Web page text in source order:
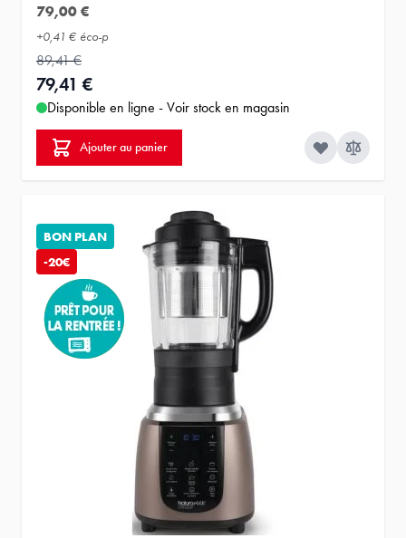
79,00 €
+0,41 € éco-p
89,41 €
79,41 €
Disponible en ligne - Voir stock en magasin
Ajouter au panier
BON PLAN
-20€